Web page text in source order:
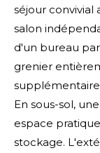
séjour convivial
salon
d'un bureau
grenier
En sous-sol,
espace
stockage.